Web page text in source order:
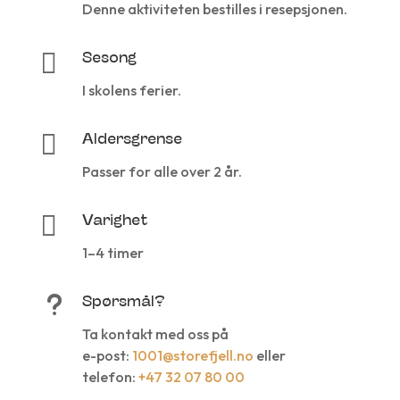
Denne aktiviteten bestilles i resepsjonen.
 Sesong
I skolens ferier.
 Aldersgrense
Passer for alle over 2 år.
 Varighet
1–4 timer
u Spørsmål?
Ta kontakt med oss på
e-post: 1001@storefjell.no eller
telefon: +47 32 07 80 00